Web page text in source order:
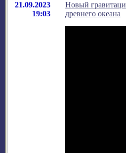
21.09.2023
19:03
Новый
древнего океана